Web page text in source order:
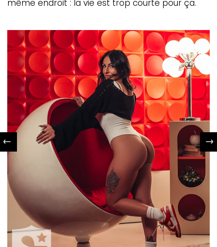
même endroit : la vie est trop courte pour ça.